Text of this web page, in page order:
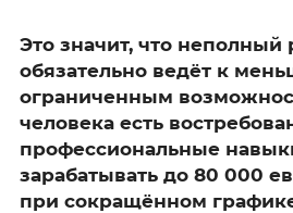
Это значит, что неполный
обязательно ведёт к
ограниченным
человека есть
профессиональные
зарабатывать до 80 000
при сокращённом